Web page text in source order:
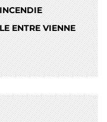
ENTRE VIENNE